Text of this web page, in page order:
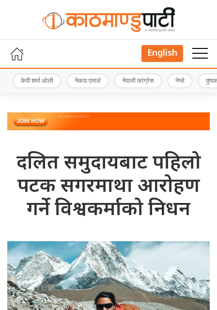
English
केपी शर्मा ओली नेकपा एमाले नेपाली कांग्रेस नेप्से
दलित समुदायबाट पहिलो
पटक सगरमाथा आरोहण
गर्ने विश्वकर्माको निधन